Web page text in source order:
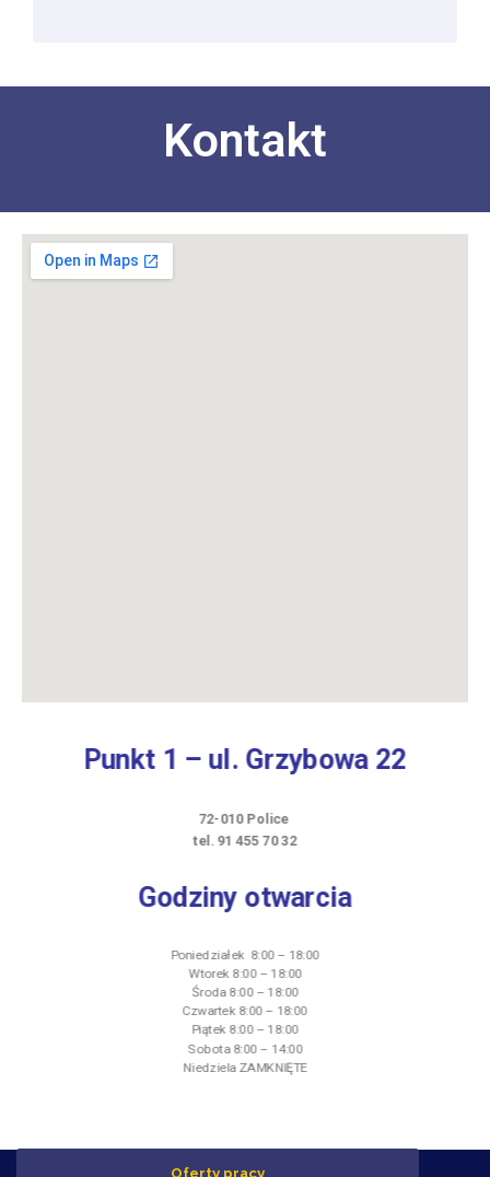
Kontakt
Punkt 1 – ul. Grzybowa 22
72-010 Police
tel. 91 455 70 32
Godziny otwarcia
Poniedziałek 8:00 – 18:00
Wtorek 8:00 – 18:00
Środa 8:00 – 18:00
Czwartek 8:00 – 18:00
Piątek 8:00 – 18:00
Sobota 8:00 – 14:00
Niedziela ZAMKNIĘTE
Oferty pracy